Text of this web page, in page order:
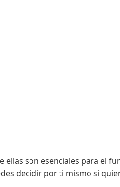
ellas son esenciales para el
decidir por ti mismo si